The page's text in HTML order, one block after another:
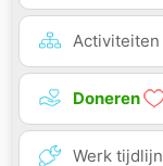
Activiteiten
Doneren
Werk tijdlijn